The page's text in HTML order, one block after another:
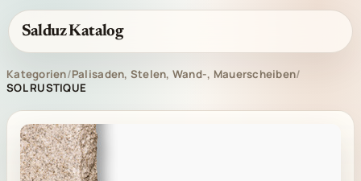
Salduz Katalog
Kategorien/Palisaden, Stelen, Wand-, Mauerscheiben/
SOL RUSTIQUE